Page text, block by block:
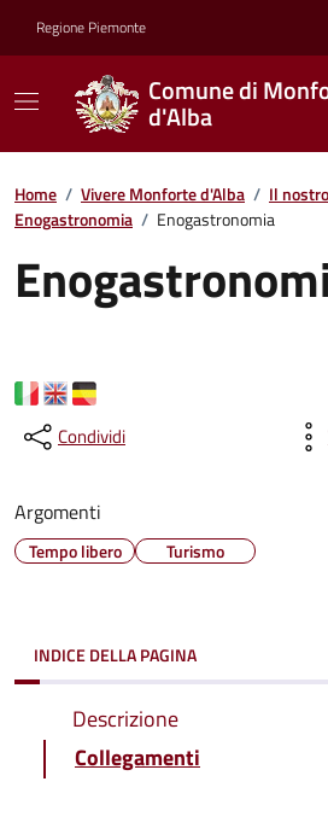
Regione Piemonte
Comune di
d'Alba
Home / Vivere Monforte d'Alba / Il
Enogastronomia / Enogastronomia
Condividi
Argomenti
Tempo libero Turismo
INDICE DELLA PAGINA
Descrizione
Collegamenti